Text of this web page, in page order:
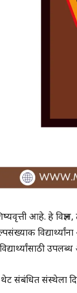
आहे. हे विज्ञान,
संबंधित संस्थेला